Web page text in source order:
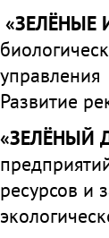
«ЗЕЛЁНЫЕ
Развитие
«ЗЕЛЁНЫЙ
ресурсов и